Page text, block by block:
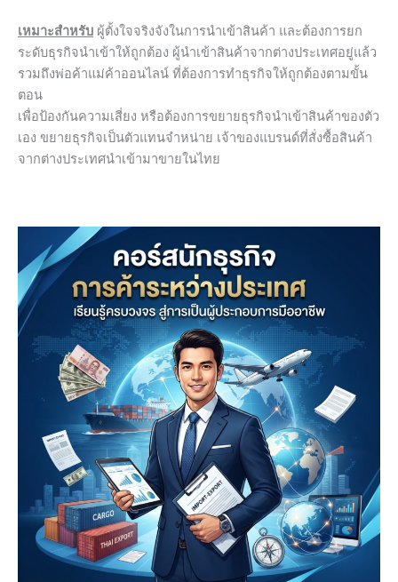
เหมาะสำหรับ ผู้ตั้งใจจริงจังในการนำเข้าสินค้า และต้องการยก
ระดับธุรกิจนำเข้าให้ถูกต้อง ผู้นำเข้าสินค้าจากต่างประเทศอยู่แล้ว
รวมถึงพ่อค้าแม่ค้าออนไลน์ ที่ต้องการทำธุรกิจให้ถูกต้องตามขั้น
ตอน
เพื่อป้องกันความเสี่ยง หรือต้องการขยายธุรกิจนำเข้าสินค้าของตัว
เอง ขยายธุรกิจเป็นตัวแทนจำหน่าย เจ้าของแบรนด์ที่สั่งซื้อสินค้า
จากต่างประเทศนำเข้ามาขายในไทย